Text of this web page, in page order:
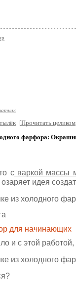
[Прочитать целиком
фарфора:
сваркой массы
озаряет идея
для начинающих
и с этой